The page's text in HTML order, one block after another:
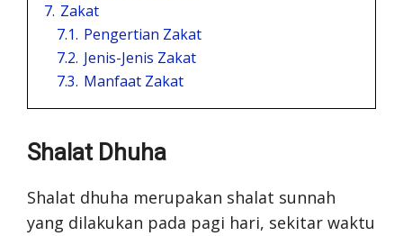
7. Zakat
7.1. Pengertian Zakat
7.2. Jenis-Jenis Zakat
7.3. Manfaat Zakat
Shalat Dhuha
Shalat dhuha merupakan shalat sunnah
yang dilakukan pada pagi hari, sekitar waktu